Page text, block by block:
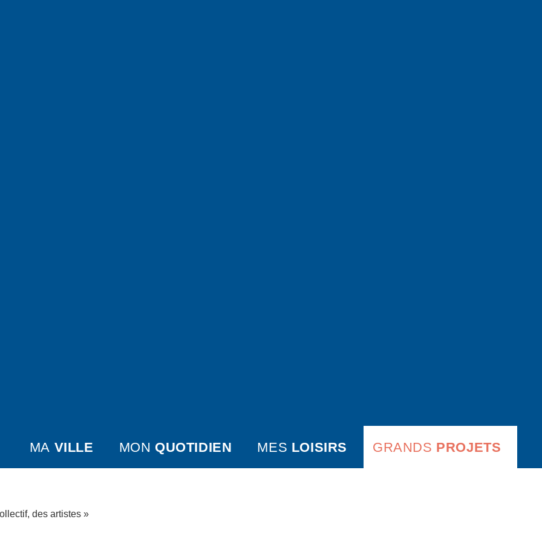
MA VILLE MON QUOTIDIEN MES LOISIRS GRANDS PROJETS
des artistes »